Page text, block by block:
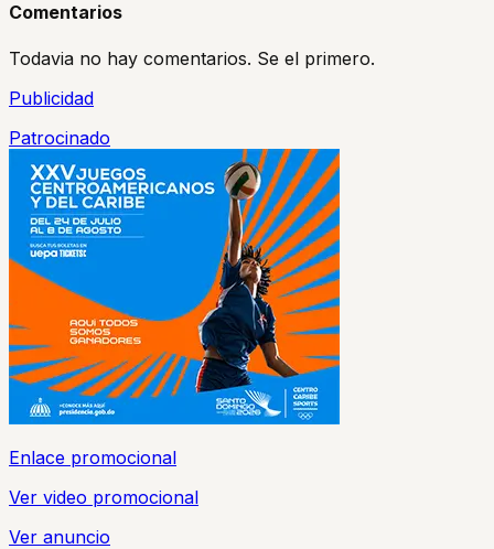
Comentarios
Todavia no hay comentarios. Se el primero.
Publicidad
Patrocinado
Enlace promocional
Ver video promocional
Ver anuncio